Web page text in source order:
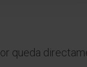
queda